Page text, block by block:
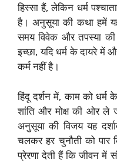
हिस्सा हैं, लेकिन धर्म
है। अनुसूया की कथा हमें
समय विवेक और तपस्या की
इच्छा, यदि धर्म के दायरे में
कर्म नहीं है।
हिंदू दर्शन में, काम को
शांति और मोक्ष की ओर ले
अनुसूया की विजय यह
चलकर हर चुनौती को
प्रेरणा देती हैं कि जीवन